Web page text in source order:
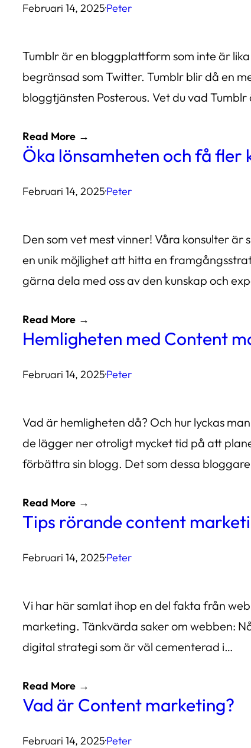
Februari 14, 2025·Peter
Tumblr är en bloggplattform som inte är
begränsad som Twitter. Tumblr blir då en
bloggtjänsten Posterous. Vet du vad
Read More
Öka lönsamheten och få fler
Februari 14, 2025·Peter
Den som vet mest vinner! Våra konsulter
en unik möjlighet att hitta en
gärna dela med oss av den kunskap och
Read More
Hemligheten med Content
Februari 14, 2025·Peter
Vad är hemligheten då? Och hur lyckas
de lägger ner otroligt mycket tid på att
förbättra sin blogg. Det som dessa
Read More
Tips rörande content
Februari 14, 2025·Peter
Vi har här samlat ihop en del fakta från
marketing. Tänkvärda saker om webben:
digital strategi som är väl cementerad i…
Read More
Vad är Content marketing?
Februari 14, 2025·Peter